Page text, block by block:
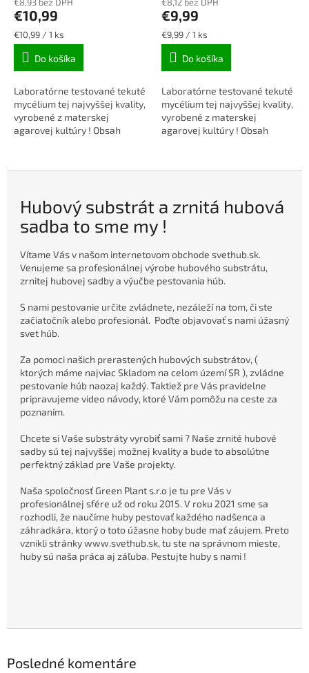
€10,99
Jednotková
cena:
€10,99 / 1 ks
Do košíka
Laboratórne testované tekuté
mycélium tej najvyššej kvality,
vyrobené z materskej
agarovej kultúry ! Obsah
€9,99
Jednotková
cena:
€9,99 / 1 ks
Do košíka
Laboratórne testované tekuté
mycélium tej najvyššej kvality,
vyrobené z materskej
agarovej kultúry ! Obsah
Hubový substrát a zrnitá hubová
sadba to sme my !
Vítame Vás v našom internetovom obchode svethub.sk.
Venujeme sa profesionálnej výrobe hubového substrátu,
zrnitej hubovej sadby a výučbe pestovania húb.
S nami pestovanie určite zvládnete, nezáleží na tom, či ste
začiatočník alebo profesionál. Poďte objavovať s nami úžasný
svet húb.
Za pomoci našich prerastených hubových substrátov, (
ktorých máme najviac Skladom na celom území SR ), zvládne
pestovanie húb naozaj každý. Taktiež pre Vás pravidelne
pripravujeme video návody, ktoré Vám pomôžu na ceste za
poznaním.
Chcete si Vaše substráty vyrobiť sami ? Naše zrnité hubové
sadby sú tej najvyššej možnej kvality a bude to absolútne
perfektný základ pre Vaše projekty.
Naša spoločnosť Green Plant s.r.o je tu pre Vás v
profesionálnej sfére už od roku 2015. V roku 2021 sme sa
rozhodli, že naučíme huby pestovať každého nadšenca a
záhradkára, ktorý o toto úžasne hoby bude mať záujem. Preto
vznikli stránky www.svethub.sk, tu ste na správnom mieste,
huby sú naša práca aj záľuba. Pestujte huby s nami !
Posledné komentáre